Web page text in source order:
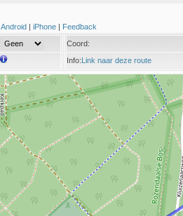
Android | iPhone | Feedback
Coord:
Info:Link naar deze route